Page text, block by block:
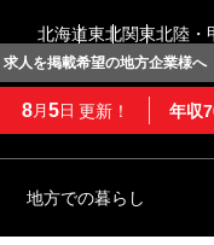
北海道東北関東北陸・
求人を掲載希望の地方企業様へ
8月 5日 更新！ 年収
地方での暮らし